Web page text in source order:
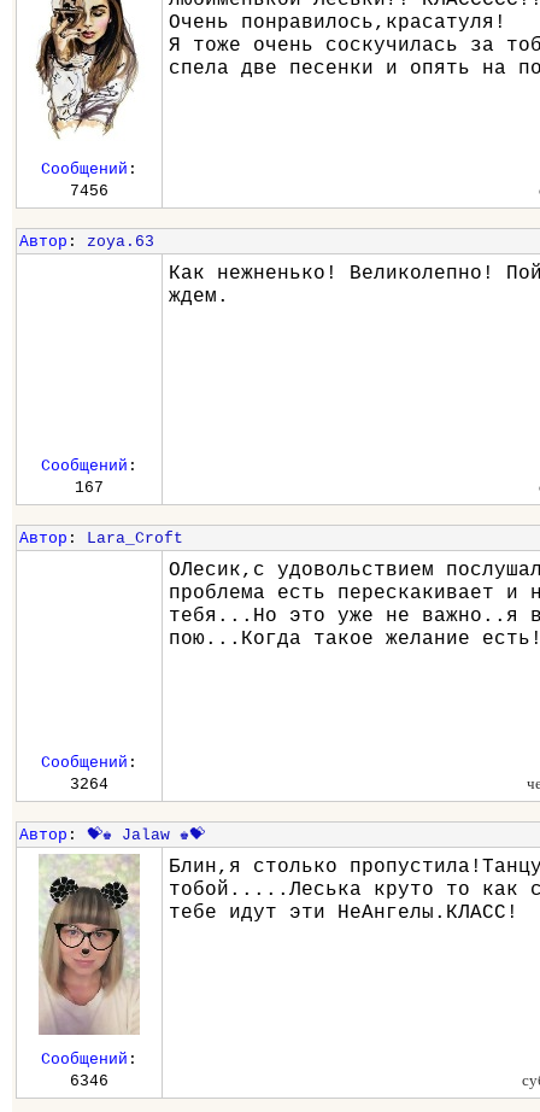
Очень понравилось,красатуля!
Я тоже очень соскучилась за
спела две песенки и опять на
Сообщений :
7456
Автор : zoya.63
Как нежненько! Великолепно!
ждем.
Сообщений :
167
Автор : Lara_Croft
ОЛесик,с удовольствием
проблема есть перескакивает и
тебя...Но это уже не важно..я
пою...Когда такое желание
Сообщений :
3264
Автор : 💝♚ Jalaw ♚💝
Блин,я столько
тобой.....Леська круто то как
тебе идут эти НеАнгелы.КЛАСС!
Сообщений :
6346